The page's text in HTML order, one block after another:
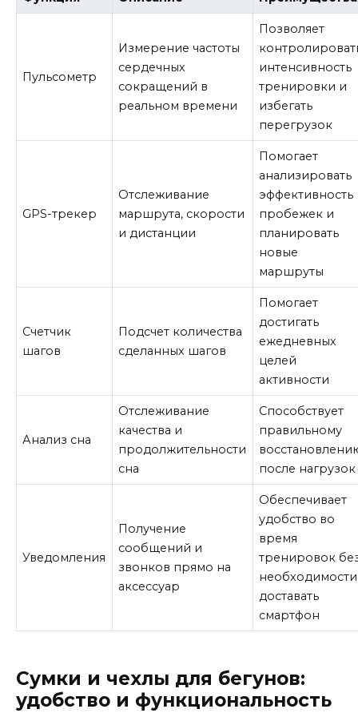
Пульсометр
Измерение частоты
сердечных
сокращений в
реальном времени
Позволяет
интенсивность
тренировки и
избегать
перегрузок
GPS-трекер
Отслеживание
маршрута, скорости
и дистанции
Помогает
анализировать
эффективность
пробежек и
планировать
новые
маршруты
Счетчик
шагов
Подсчет количества
сделанных шагов
Помогает
достигать
ежедневных
целей
активности
Анализ сна
Отслеживание
качества и
продолжительности
сна
Способствует
правильному
после нагрузок
Уведомления
Получение
сообщений и
звонков прямо на
аксессуар
Обеспечивает
удобство во
время
тренировок
необходимости
доставать
смартфон
Сумки и чехлы для бегунов:
удобство и функциональность